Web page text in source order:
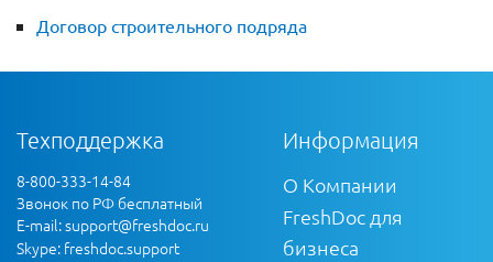
Договор строительного подряда
Техподдержка
8-800-333-14-84
Звонок по РФ бесплатный
E-mail:support@freshdoc.ru
Skype: freshdoc.support
Информация
О Компании
FreshDoc для
бизнеса